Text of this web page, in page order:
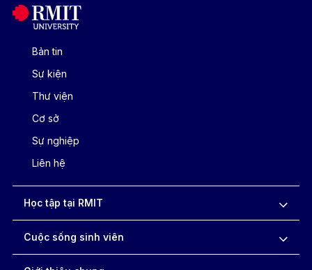
Bản tin
Sự kiện
Thư viện
Cơ sở
Sự nghiệp
Liên hệ
Học tập tại RMIT
Cuộc sống sinh viên